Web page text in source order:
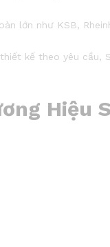
lớn như KSB,
kế theo yêu
Hiệu